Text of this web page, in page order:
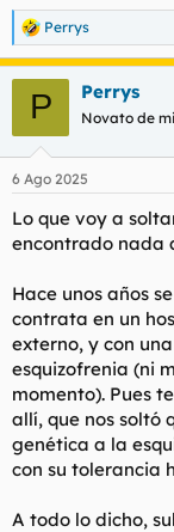
R
e
a
e
:
Perrys
P Perrys
Novato de
6 Ago 2025
Lo que voy a
encontrado nada
Hace unos años
contrata en un
externo, y con
esquizofrenia (ni
momento). Pues
allí, que nos soltó
genética a la
con su tolerancia
A todo lo dicho,